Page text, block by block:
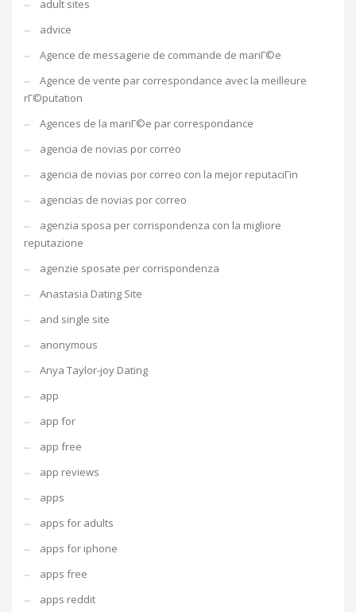
adult sites
advice
Agence de messagerie de commande de mariГ©e
Agence de vente par correspondance avec la meilleure
rГ©putation
Agences de la mariГ©e par correspondance
agencia de novias por correo
agencia de novias por correo con la mejor reputaciГіn
agencias de novias por correo
agenzia sposa per corrispondenza con la migliore
reputazione
agenzie sposate per corrispondenza
Anastasia Dating Site
and single site
anonymous
Anya Taylor-joy Dating
app
app for
app free
app reviews
apps
apps for adults
apps for iphone
apps free
apps reddit